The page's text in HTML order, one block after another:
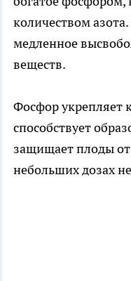
количеством
медленное
веществ.
Фосфор укрепляет
способствует
защищает плоды
небольших дозах